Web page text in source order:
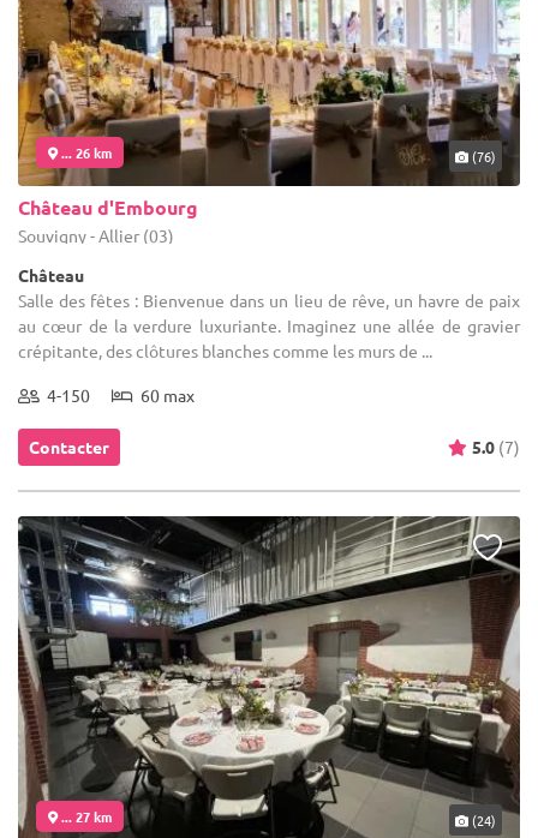
... 26 km (76)
Château d'Embourg
Souvigny - Allier (03)
Château
Salle des fêtes : Bienvenue dans un lieu de rêve, un havre de paix
au cœur de la verdure luxuriante. Imaginez une allée de gravier
crépitante, des clôtures blanches comme les murs de ...
4-150 60 max
Contacter 5.0 (7)
... 27 km (24)